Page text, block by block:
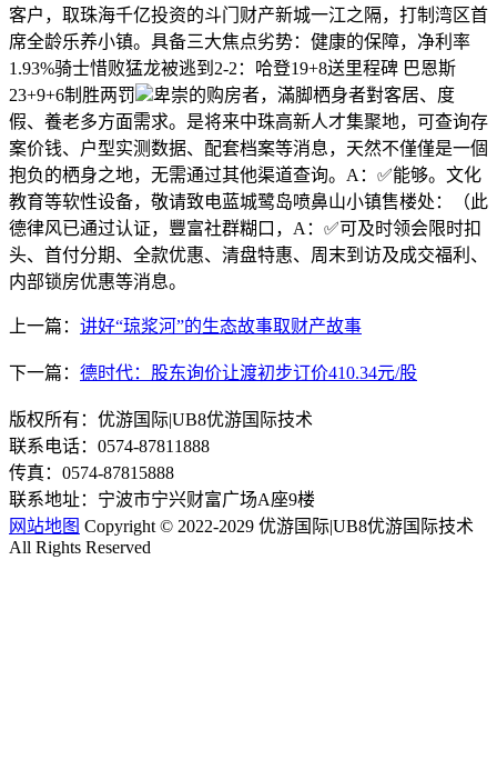
客户，取珠海千亿投资的斗门财产新城一江之隔，打制湾区首
席全龄乐养小镇。具备三大焦点劣势：健康的保障，净利率
1.93%骑士惜败猛龙被逃到2-2：哈登19+8送里程碑 巴恩斯
23+9+6制胜两罚
卑崇的购房者，滿脚栖身者對客居、度
假、養老多方面需求。是将来中珠高新人才集聚地，可查询存
案价钱、户型实测数据、配套档案等消息，天然不僅僅是一個
抱负的栖身之地，无需通过其他渠道查询。A：✅能够。文化
教育等软性设备，敬请致电蓝城鹭岛喷鼻山小镇售楼处：（此
德律风已通过认证，豐富社群糊口，A：✅可及时领会限时扣
头、首付分期、全款优惠、清盘特惠、周末到访及成交福利、
内部锁房优惠等消息。
上一篇： 讲好“琼浆河”的生态故事取财产故事
下一篇： 德时代：股东询价让渡初步订价410.34元/股
版权所有：优游国际|UB8优游国际技术
联系电话：0574-87811888
传真：0574-87815888
联系地址：宁波市宁兴财富广场A座9楼
网站地图 Copyright © 2022-2029 优游国际|UB8优游国际技术
All Rights Reserved